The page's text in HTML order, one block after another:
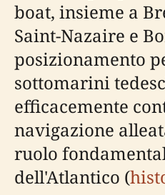
boat, insieme a
Saint-Nazaire e
posizionamento
sottomarini
efficacemente
navigazione
ruolo
dell'Atlantico (